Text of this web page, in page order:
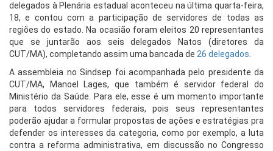
delegados à Plenária estadual aconteceu na última quarta-feira,
18, e contou com a participação de servidores de todas as
regiões do estado. Na ocasião foram eleitos 20 representantes
que se juntarão aos seis delegados Natos (diretores da
CUT/MA), completando assim uma bancada de 26 delegados
A assembleia no Sindsep foi acompanhada pelo presidente da
CUT/MA, Manoel Lages, que também é servidor federal do
Ministério da Saúde. Para ele, esse é um momento importante
para todos servidores federais, pois seus representantes
poderão ajudar a formular propostas de ações e estratégias pra
defender os interesses da categoria, como por exemplo, a luta
contra a reforma administrativa, em discussão no Congresso